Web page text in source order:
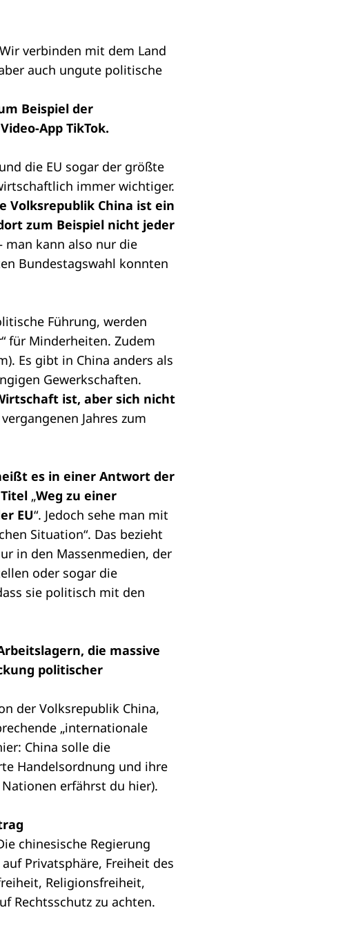
verbinden mit dem Land
auch ungute politische
Beispiel der
App TikTok.
die EU sogar der größte
immer wichtiger.
Volksrepublik China ist ein
zum Beispiel nicht jeder
man kann also nur die
Bundestagswahl konnten
Führung, werden
für Minderheiten. Zudem
Es gibt in China anders als
Gewerkschaften.
ist, aber sich nicht
Jahres zum
es in einer Antwort der
„Weg zu einer
EU“. Jedoch sehe man mit
Situation“. Das bezieht
in den Massenmedien, der
oder sogar die
sie politisch mit den
die massive
politischer
der Volksrepublik China,
„internationale
China solle die
Handelsordnung und ihre
erfährst du hier).
chinesische Regierung
Privatsphäre, Freiheit des
Religionsfreiheit,
Rechtsschutz zu achten.